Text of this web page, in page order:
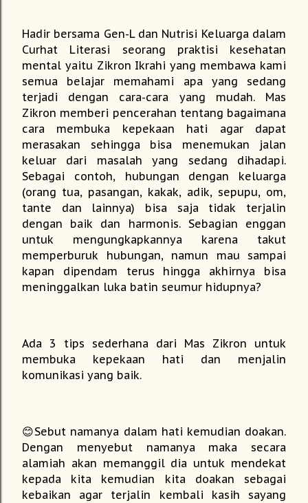
Hadir bersama Gen-L dan Nutrisi Keluarga dalam
Curhat Literasi seorang praktisi kesehatan
mental yaitu Zikron Ikrahi yang membawa kami
semua belajar memahami apa yang sedang
terjadi dengan cara-cara yang mudah. Mas
Zikron memberi pencerahan tentang bagaimana
cara membuka kepekaan hati agar dapat
merasakan sehingga bisa menemukan jalan
keluar dari masalah yang sedang dihadapi.
Sebagai contoh, hubungan dengan keluarga
(orang tua, pasangan, kakak, adik, sepupu, om,
tante dan lainnya) bisa saja tidak terjalin
dengan baik dan harmonis. Sebagian enggan
untuk mengungkapkannya karena takut
memperburuk hubungan, namun mau sampai
kapan dipendam terus hingga akhirnya bisa
meninggalkan luka batin seumur hidupnya?
Ada 3 tips sederhana dari Mas Zikron untuk
membuka kepekaan hati dan menjalin
komunikasi yang baik.
😊Sebut namanya dalam hati kemudian doakan.
Dengan menyebut namanya maka secara
alamiah akan memanggil dia untuk mendekat
kepada kita kemudian kita doakan sebagai
kebaikan agar terjalin kembali kasih sayang